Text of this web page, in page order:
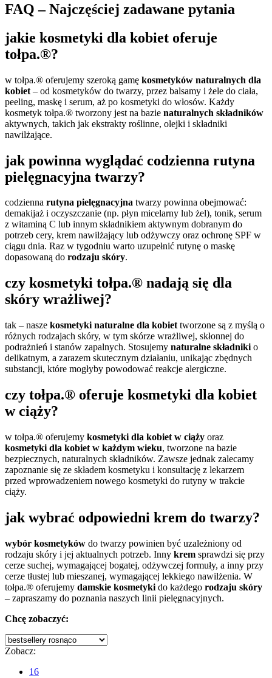
FAQ – Najczęściej zadawane pytania
jakie kosmetyki dla kobiet oferuje
tołpa.®?
w tołpa.® oferujemy szeroką gamę kosmetyków naturalnych dla
kobiet – od kosmetyków do twarzy, przez balsamy i żele do ciała,
peeling, maskę i serum, aż po kosmetyki do włosów. Każdy
kosmetyk tołpa.® tworzony jest na bazie naturalnych składników
aktywnych, takich jak ekstrakty roślinne, olejki i składniki
nawilżające.
jak powinna wyglądać codzienna rutyna
pielęgnacyjna twarzy?
codzienna rutyna pielęgnacyjna twarzy powinna obejmować:
demakijaż i oczyszczanie (np. płyn micelarny lub żel), tonik, serum
z witaminą C lub innym składnikiem aktywnym dobranym do
potrzeb cery, krem nawilżający lub odżywczy oraz ochronę SPF w
ciągu dnia. Raz w tygodniu warto uzupełnić rutynę o maskę
dopasowaną do rodzaju skóry.
czy kosmetyki tołpa.® nadają się dla
skóry wrażliwej?
tak – nasze kosmetyki naturalne dla kobiet tworzone są z myślą o
różnych rodzajach skóry, w tym skórze wrażliwej, skłonnej do
podrażnień i stanów zapalnych. Stosujemy naturalne składniki o
delikatnym, a zarazem skutecznym działaniu, unikając zbędnych
substancji, które mogłyby powodować reakcje alergiczne.
czy tołpa.® oferuje kosmetyki dla kobiet
w ciąży?
w tołpa.® oferujemy kosmetyki dla kobiet w ciąży oraz
kosmetyki dla kobiet w każdym wieku, tworzone na bazie
bezpiecznych, naturalnych składników. Zawsze jednak zalecamy
zapoznanie się ze składem kosmetyku i konsultację z lekarzem
przed wprowadzeniem nowego kosmetyki do rutyny w trakcie
ciąży.
jak wybrać odpowiedni krem do twarzy?
wybór kosmetyków do twarzy powinien być uzależniony od
rodzaju skóry i jej aktualnych potrzeb. Inny krem sprawdzi się przy
cerze suchej, wymagającej bogatej, odżywczej formuły, a inny przy
cerze tłustej lub mieszanej, wymagającej lekkiego nawilżenia. W
tołpa.® oferujemy damskie kosmetyki do każdego rodzaju skóry
– zapraszamy do poznania naszych linii pielęgnacyjnych.
Chcę zobaczyć:
Zobacz:
16